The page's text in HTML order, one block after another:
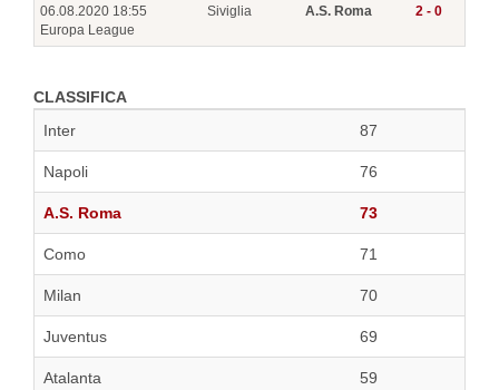
06.08.2020 18:55
Europa League
Siviglia A.S. Roma 2 - 0
CLASSIFICA
Inter
87
Napoli 76
A.S. Roma 73
Como 71
Milan 70
Juventus 69
Atalanta 59